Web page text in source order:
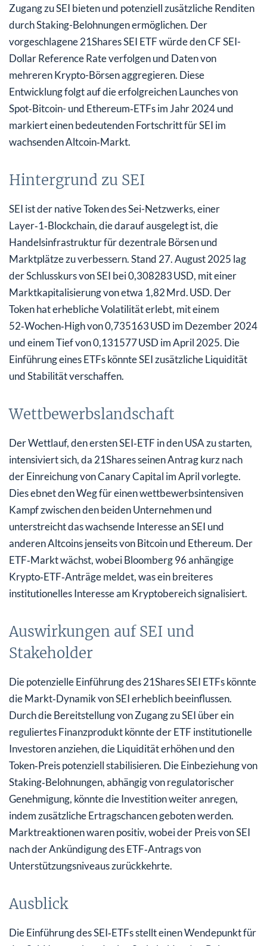
Zugang zu SEI bieten und potenziell zusätzliche Renditen
durch Staking-Belohnungen ermöglichen. Der
vorgeschlagene 21Shares SEI ETF würde den CF SEI-
Dollar Reference Rate verfolgen und Daten von
mehreren Krypto-Börsen aggregieren. Diese
Entwicklung folgt auf die erfolgreichen Launches von
Spot‑Bitcoin- und Ethereum‑ETFs im Jahr 2024 und
markiert einen bedeutenden Fortschritt für SEI im
wachsenden Altcoin‑Markt.
Hintergrund zu SEI
SEI ist der native Token des Sei-Netzwerks, einer
Layer‑1‑Blockchain, die darauf ausgelegt ist, die
Handelsinfrastruktur für dezentrale Börsen und
Marktplätze zu verbessern. Stand 27. August 2025 lag
der Schlusskurs von SEI bei 0,308283 USD, mit einer
Marktkapitalisierung von etwa 1,82 Mrd. USD. Der
Token hat erhebliche Volatilität erlebt, mit einem
52‑Wochen‑High von 0,735163 USD im Dezember 2024
und einem Tief von 0,131577 USD im April 2025. Die
Einführung eines ETFs könnte SEI zusätzliche Liquidität
und Stabilität verschaffen.
Wettbewerbslandschaft
Der Wettlauf, den ersten SEI‑ETF in den USA zu starten,
intensiviert sich, da 21Shares seinen Antrag kurz nach
der Einreichung von Canary Capital im April vorlegte.
Dies ebnet den Weg für einen wettbewerbsintensiven
Kampf zwischen den beiden Unternehmen und
unterstreicht das wachsende Interesse an SEI und
anderen Altcoins jenseits von Bitcoin und Ethereum. Der
ETF‑Markt wächst, wobei Bloomberg 96 anhängige
Krypto‑ETF‑Anträge meldet, was ein breiteres
institutionelles Interesse am Kryptobereich signalisiert.
Auswirkungen auf SEI und
Stakeholder
Die potenzielle Einführung des 21Shares SEI ETFs könnte
die Markt‑Dynamik von SEI erheblich beeinflussen.
Durch die Bereitstellung von Zugang zu SEI über ein
reguliertes Finanzprodukt könnte der ETF institutionelle
Investoren anziehen, die Liquidität erhöhen und den
Token‑Preis potenziell stabilisieren. Die Einbeziehung von
Staking‑Belohnungen, abhängig von regulatorischer
Genehmigung, könnte die Investition weiter anregen,
indem zusätzliche Ertragschancen geboten werden.
Marktreaktionen waren positiv, wobei der Preis von SEI
nach der Ankündigung des ETF‑Antrags von
Unterstützungsniveaus zurückkehrte.
Ausblick
Die Einführung des SEI‑ETFs stellt einen Wendepunkt für